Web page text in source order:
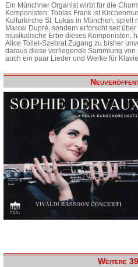
Ein Münchner Organist wirbt für die
Komponisten: Tobias Frank ist
Kulturkirche St. Lukas in München, spielt
Marcel Dupré, sondern erforscht seit
musikalische Erbe dieses Komponisten,
Alice Tollet-Szebrat Zugang zu bisher
daraus diese vorliegende Sammlung
auch ein paar Lieder und Werke für
Weitere 39